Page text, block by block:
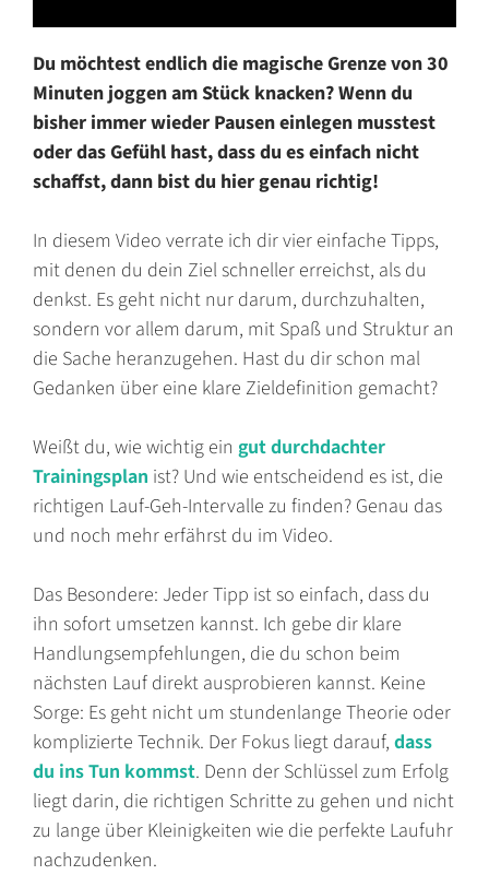
Du möchtest endlich die magische Grenze von 30
Minuten joggen am Stück knacken? Wenn du
bisher immer wieder Pausen einlegen musstest
oder das Gefühl hast, dass du es einfach nicht
schaffst, dann bist du hier genau richtig!
In diesem Video verrate ich dir vier einfache Tipps,
mit denen du dein Ziel schneller erreichst, als du
denkst. Es geht nicht nur darum, durchzuhalten,
sondern vor allem darum, mit Spaß und Struktur an
die Sache heranzugehen. Hast du dir schon mal
Gedanken über eine klare Zieldefinition gemacht?
Weißt du, wie wichtig ein gut durchdachter
Trainingsplan ist? Und wie entscheidend es ist, die
richtigen Lauf-Geh-Intervalle zu finden? Genau das
und noch mehr erfährst du im Video.
Das Besondere: Jeder Tipp ist so einfach, dass du
ihn sofort umsetzen kannst. Ich gebe dir klare
Handlungsempfehlungen, die du schon beim
nächsten Lauf direkt ausprobieren kannst. Keine
Sorge: Es geht nicht um stundenlange Theorie oder
komplizierte Technik. Der Fokus liegt darauf, dass
du ins Tun kommst. Denn der Schlüssel zum Erfolg
liegt darin, die richtigen Schritte zu gehen und nicht
zu lange über Kleinigkeiten wie die perfekte Laufuhr
nachzudenken.